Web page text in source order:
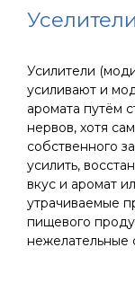
Усилители
усиливают и
аромата путём
нервов, хотя
собственного
усилить,
вкус и аромат
утрачиваемые
пищевого
нежелательные